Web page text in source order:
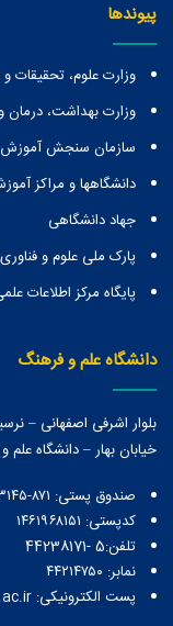
پیوندها
وزارت علوم، تحقیقات و
وزارت بهداشت،
سازمان سنجش
دانشگاهها و مراكز
جهاد دانشگاهی
پارک ملی علوم و
پایگاه مرکز اطلاعات
دانشگاه علم و فرهنگ
بلوار اشرفی اصفهانی –
خیابان بهار – دانشگاه
صندوق پستی:‌ ۸۷۱-۱۳۱۴۵
کدپستی: ۱۴۶۱۹۶۸۱۵۱
تلفن:5 -44238171
نمابر: ۴۴۲۱۴۷۵۰
پست الکترونیکی: info@usc.ac.ir